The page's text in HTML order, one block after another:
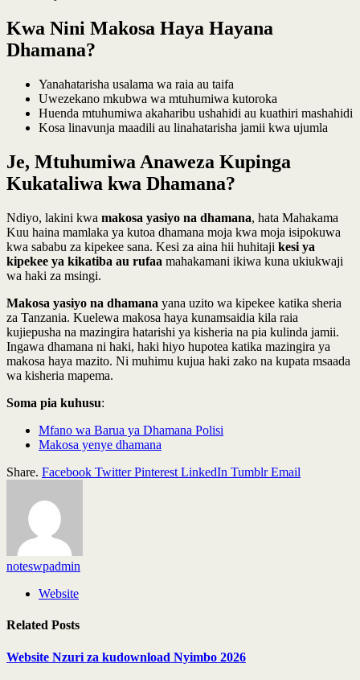
Kwa Nini Makosa Haya Hayana
Dhamana?
Yanahatarisha usalama wa raia au taifa
Uwezekano mkubwa wa mtuhumiwa kutoroka
Huenda mtuhumiwa akaharibu ushahidi au kuathiri mashahidi
Kosa linavunja maadili au linahatarisha jamii kwa ujumla
Je, Mtuhumiwa Anaweza Kupinga
Kukataliwa kwa Dhamana?
Ndiyo, lakini kwa makosa yasiyo na dhamana, hata Mahakama
Kuu haina mamlaka ya kutoa dhamana moja kwa moja isipokuwa
kwa sababu za kipekee sana. Kesi za aina hii huhitaji kesi ya
kipekee ya kikatiba au rufaa mahakamani ikiwa kuna ukiukwaji
wa haki za msingi.
Makosa yasiyo na dhamana yana uzito wa kipekee katika sheria
za Tanzania. Kuelewa makosa haya kunamsaidia kila raia
kujiepusha na mazingira hatarishi ya kisheria na pia kulinda jamii.
Ingawa dhamana ni haki, haki hiyo hupotea katika mazingira ya
makosa haya mazito. Ni muhimu kujua haki zako na kupata msaada
wa kisheria mapema.
Soma pia kuhusu:
Mfano wa Barua ya Dhamana Polisi
Makosa yenye dhamana
Share. Facebook Twitter Pinterest LinkedIn Tumblr Email
noteswpadmin
Website
Related Posts
Website Nzuri za kudownload Nyimbo 2026